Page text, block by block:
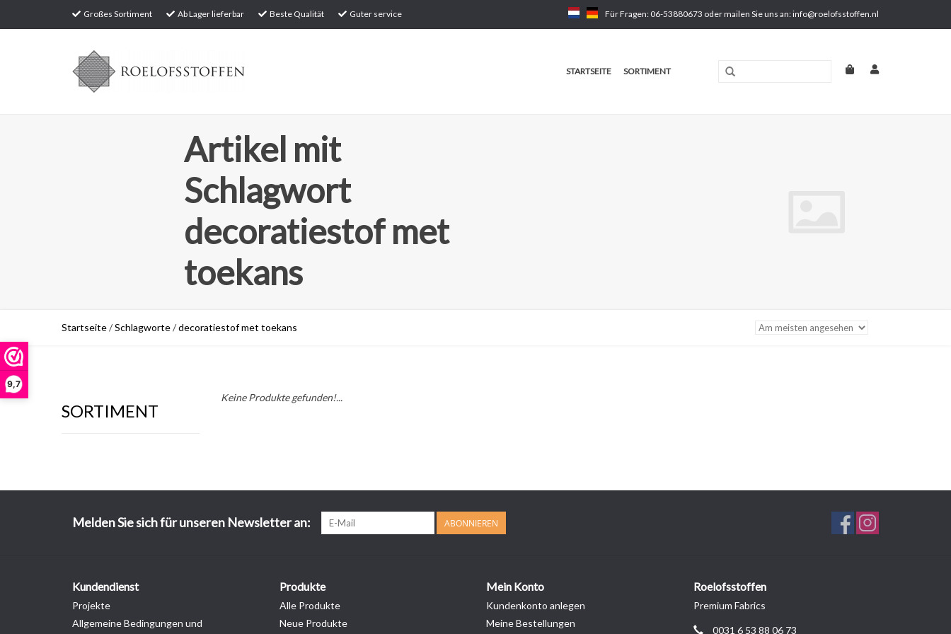
9,7
Großes Sortiment Ab Lager lieferbar Beste Qualität Guter service Für Fragen: 06-53880673 oder mailen Sie uns an:info@roelofsstoffen.nl
STARTSEITE SORTIMENT
Artikel mit
Schlagwort
decoratiestof met
toekans
Startseite/Schlagworte/decoratiestof met toekans
SORTIMENT
Keine Produkte gefunden!...
Melden Sie sich für unseren Newsletter an: ABONNIEREN
Kundendienst
Projekte
Allgemeine Bedingungen und
Produkte
Alle Produkte
Neue Produkte
Mein Konto
Kundenkonto anlegen
Meine Bestellungen
Roelofsstoffen
Premium Fabrics
0031 6 53 88 06 73